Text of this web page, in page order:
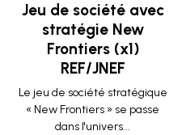
Jeu de société avec
stratégie New
Frontiers (x1)
REF/JNEF
Le jeu de société stratégique
« New Frontiers » se passe
dans l'univers...